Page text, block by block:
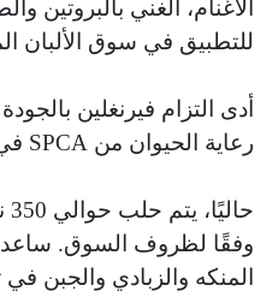
للتطبيق في سوق الألبان
أدى التزام فيرنغلين
رعاية الحيوان من SPCA في عام 2021.
وفقًا لظروف السوق.
المنكه والزبادي والجبن